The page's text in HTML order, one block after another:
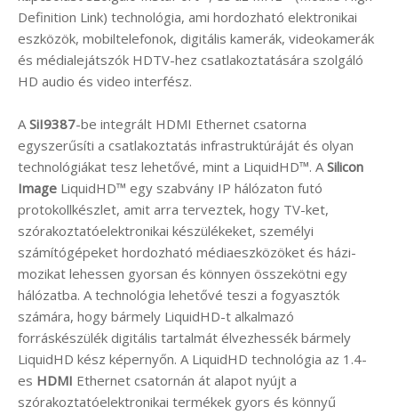
Definition Link) technológia, ami hordozható elektronikai
eszközök, mobiltelefonok, digitális kamerák, videokamerák
és médialejátszók HDTV-hez csatlakoztatására szolgáló
HD audio és video interfész.
A SiI9387-be integrált HDMI Ethernet csatorna
egyszerűsíti a csatlakoztatás infrastruktúráját és olyan
technológiákat tesz lehetővé, mint a LiquidHD™. A Silicon
Image LiquidHD™ egy szabvány IP hálózaton futó
protokollkészlet, amit arra terveztek, hogy TV-ket,
szórakoztatóelektronikai készülékeket, személyi
számítógépeket hordozható médiaeszközöket és házi-
mozikat lehessen gyorsan és könnyen összekötni egy
hálózatba. A technológia lehetővé teszi a fogyasztók
számára, hogy bármely LiquidHD-t alkalmazó
forráskészülék digitális tartalmát élvezhessék bármely
LiquidHD kész képernyőn. A LiquidHD technológia az 1.4-
es HDMI Ethernet csatornán át alapot nyújt a
szórakoztatóelektronikai termékek gyors és könnyű